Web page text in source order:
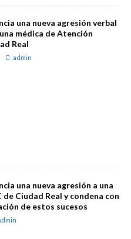
una nueva agresión verbal
médica de Atención
Real
admin
una nueva agresión a una
de Ciudad Real y condena con
de estos sucesos